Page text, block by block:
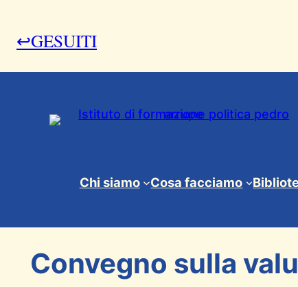
↩GESUITI
Chi siamo Cosa facciamo
17 Novembre 2010
Convegno sulla